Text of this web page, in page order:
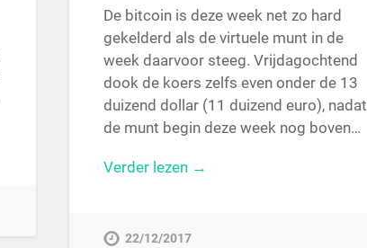
De bitcoin is deze week net zo hard
gekelderd als de virtuele munt in de
week daarvoor steeg. Vrijdagochtend
dook de koers zelfs even onder de 13
duizend dollar (11 duizend euro), nadat
de munt begin deze week nog boven…
Verder lezen →
22/12/2017